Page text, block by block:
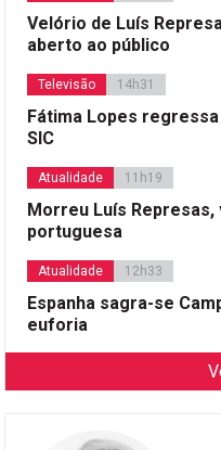
Velório de Luís
aberto ao público
Televisão 14h31
Fátima Lopes
SIC
Atualidade 11h19
Morreu Luís
portuguesa
Atualidade 12h33
Espanha sagra-se
euforia